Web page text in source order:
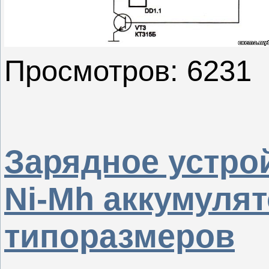
Просмотров: 6231
Зарядное
Ni-Mh
типоразмеров